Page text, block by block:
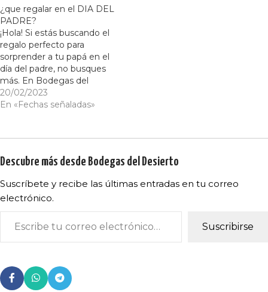
correcto! En nuestra tienda
en línea de productos
gourmet, tenemos la
selección perfecta para…
¿que regalar en el DIA DEL
PADRE?
¡Hola! Si estás buscando el
regalo perfecto para
sorprender a tu papá en el
día del padre, no busques
más. En Bodegas del
Desierto, tenemos el
regalo perfecto para el
delicioso jamón ibérico
nuestro…
20/02/2023
En «Fechas señaladas»
Descubre más desde Bodegas del Desierto
Suscríbete y recibe las últimas entradas en tu correo
electrónico.
Suscribirse